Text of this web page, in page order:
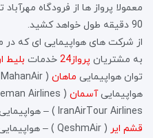
معمولا پرواز ها از فرودگاه
90 دقیقه طول خواهد کشید.
از شرکت های هواپیمایی ای که در
به مشتریان پرواز24 خدمات بلیط
توان هواپیمایی ماهان ( MahanAir ) – هواپیمایی
هواپیماییآسمان ( Iran Aseman Airlines ) – هواپیمایی
IranAirTour Airlines ) – هواپیمایی
قشم ایر ( QeshmAir ) – هواپیمایی